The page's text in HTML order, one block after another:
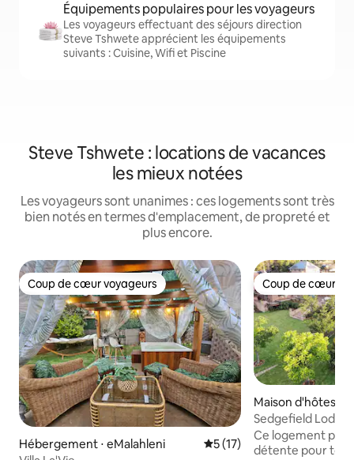
Équipements populaires pour les voyageurs
Les voyageurs effectuant des séjours direction
Steve Tshwete apprécient les équipements
suivants : Cuisine, Wifi et Piscine
Steve Tshwete : locations de vacances
les mieux notées
Les voyageurs sont unanimes : ces logements sont très
bien notés en termes d'emplacement, de propreté et
plus encore.
Coup de cœur voyageurs
Coup de cœur voyageurs
Hébergement ⋅ eMalahleni Évaluation moyenne sur la
5 (17)
Coup de cœur
Coup de cœur
Maison d'hôtes ⋅
Sedgefield Lodge
Ce logement
détente pour